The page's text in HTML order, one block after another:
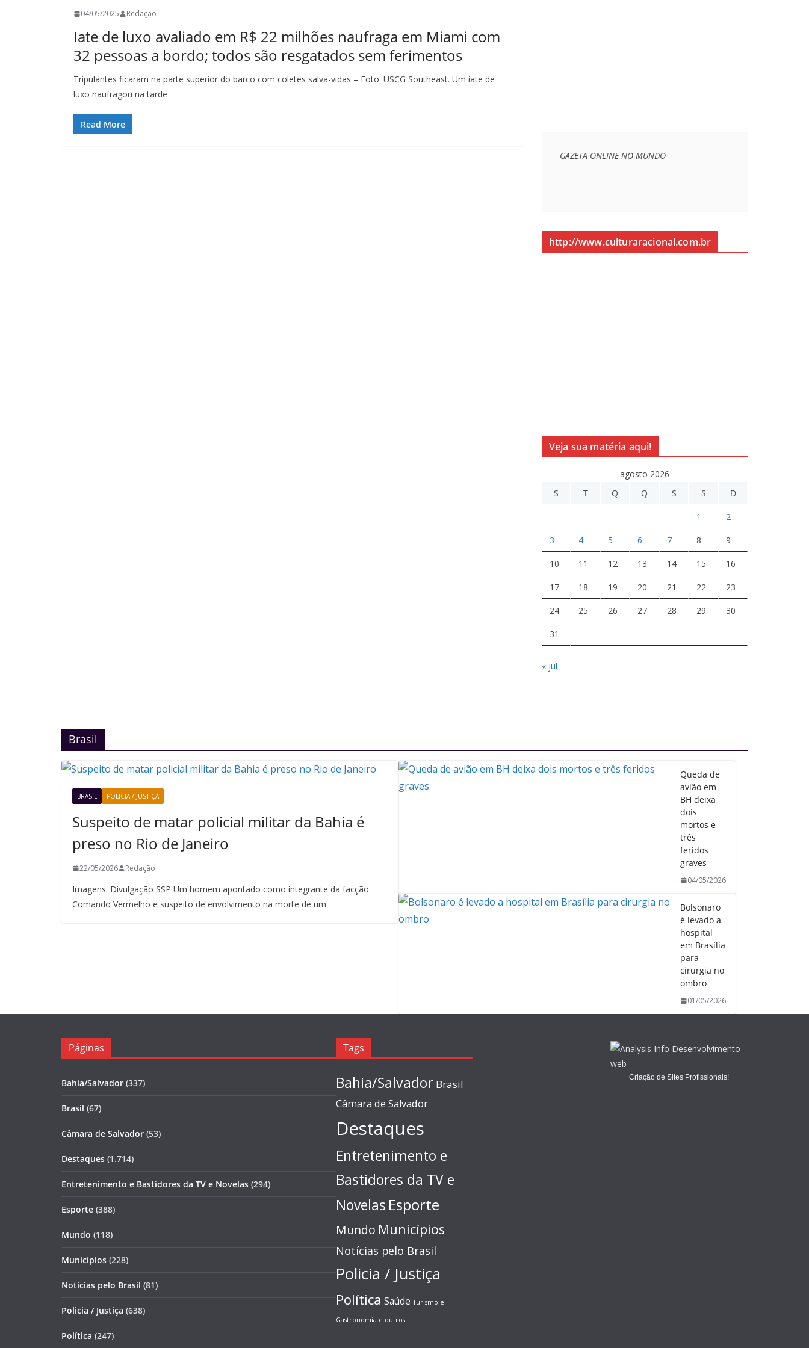
04/05/2025 Redação
Iate de luxo avaliado em R$ 22 milhões naufraga em Miami com
32 pessoas a bordo; todos são resgatados sem ferimentos
Tripulantes ficaram na parte superior do barco com coletes salva-vidas – Foto: USCG Southeast. Um iate de
luxo naufragou na tarde
Read More
GAZETA ONLINE NO MUNDO
http://www.culturaracional.com.br
Veja sua matéria aqui!
agosto 2026
S
T Q Q S S D
1 2
3 4 5 6 7 8 9
10 11 12 13 14 15 16
17 18 19 20 21 22 23
24 25 26 27 28 29 30
31
« jul
Brasil
BRASIL POLICIA / JUSTIÇA
Suspeito de matar policial militar da Bahia é
preso no Rio de Janeiro
22/05/2026 Redação
Imagens: Divulgação SSP Um homem apontado como integrante da facção
Comando Vermelho e suspeito de envolvimento na morte de um
Queda de
avião em
BH deixa
dois
mortos e
três
feridos
graves
04/05/2026
Bolsonaro
é levado a
hospital
em Brasília
para
cirurgia no
ombro
01/05/2026
Páginas
Bahia/Salvador (337)
Brasil (67)
Câmara de Salvador (53)
Destaques (1.714)
Entretenimento e Bastidores da TV e Novelas (294)
Esporte (388)
Mundo (118)
Municípios (228)
Notícias pelo Brasil (81)
Policia / Justiça (638)
Política (247)
Tags
Bahia/Salvador Brasil
Câmara de Salvador
Destaques
Entretenimento e
Bastidores da TV e
Novelas Esporte
Mundo Municípios
Notícias pelo Brasil
Policia / Justiça
Política Saúde Turismo e
Gastronomia e outros
Criação de Sites Profissionais!